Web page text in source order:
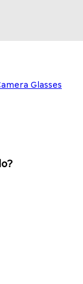
Glasses